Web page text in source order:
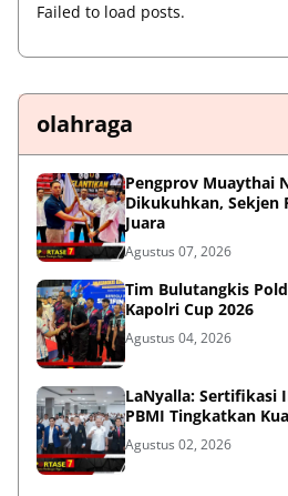
Failed to load posts.
olahraga
Pengprov Muaythai
Dikukuhkan, Sekjen
Juara
Agustus 07, 2026
Tim Bulutangkis
Kapolri Cup 2026
Agustus 04, 2026
LaNyalla: Sertifikasi
PBMI Tingkatkan
Agustus 02, 2026